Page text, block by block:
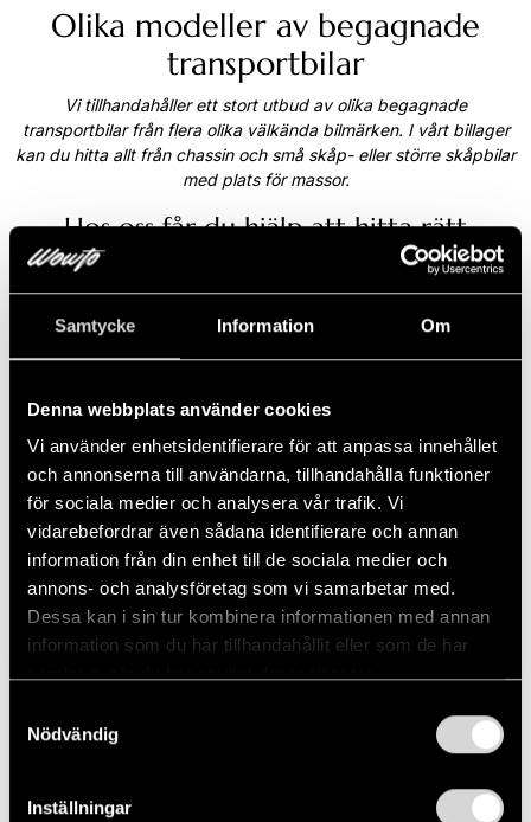
Samtycke Information Om
Denna webbplats använder cookies
Vi använder enhetsidentifierare för att anpassa innehållet
och annonserna till användarna, tillhandahålla funktioner
för sociala medier och analysera vår trafik. Vi
vidarebefordrar även sådana identifierare och annan
information från din enhet till de sociala medier och
annons- och analysföretag som vi samarbetar med.
Dessa kan i sin tur kombinera informationen med annan
information som du har tillhandahållit eller som de har
Nödvändig
Inställningar
Olika modeller av begagnade
transportbilar
Vi tillhandahåller ett stort utbud av olika begagnade
transportbilar från flera olika välkända bilmärken. I vårt billager
kan du hitta allt från chassin och små skåp- eller större skåpbilar
med plats för massor.
Hos oss får du hjälp att hitta rätt
Att välja rätt transportbil kan för många upplevas som svårt.
Därför hjälpa våra kunniga transportbilssäljare dig hela vägen
beslut av transportbil. För att göra er företagsvardag så enkel
som möjligt kan vi även ordna med förmånlig finansiering,
försäkring och serviceavtal när du väljer att köpa eller leasa
begagnad transportbil av oss.
Kom in och provkör transportbil i vår bilhall i Stockholm eller
kontakta oss redan idag
Läs mer
NYINKOMMEN
Iveco Daily 70-180 Biltransport